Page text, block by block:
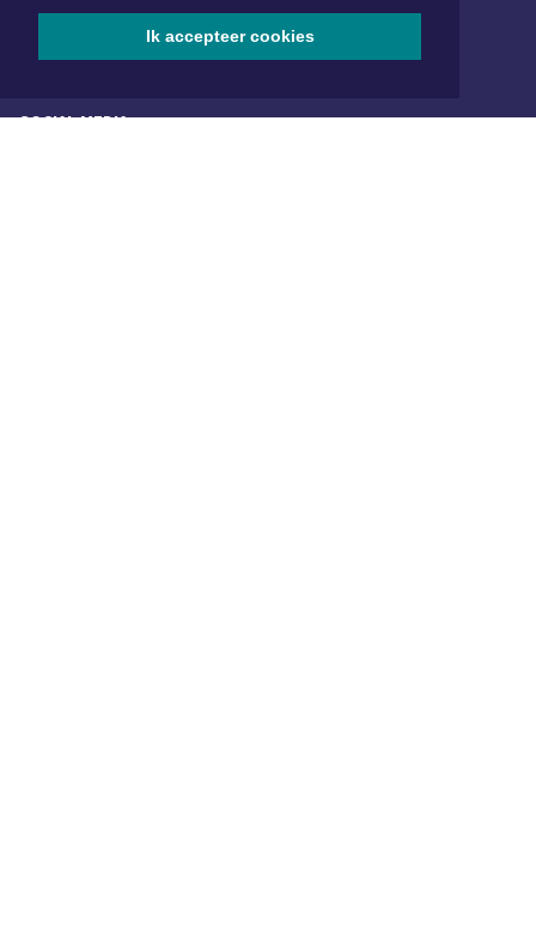
Ik accepteer cookies
072 8200 600
redactie@xyto.nl
SOCIAL MEDIA